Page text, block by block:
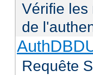
Vérifie les
de
Requête